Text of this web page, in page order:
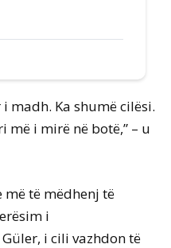
madh. Ka shumë cilësi.
më i mirë në botë,” – u
më të mëdhenj të
i
i cili vazhdon të